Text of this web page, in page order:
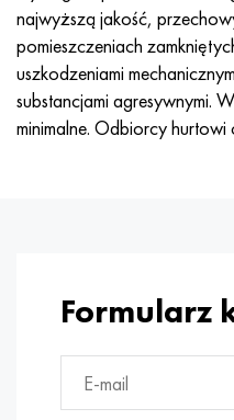
najwyższą jakość,
pomieszczeniach
uszkodzeniami
substancjami agresywnymi.
minimalne. Odbiorcy hurtowi
Formularz